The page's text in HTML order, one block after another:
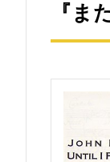
『ま